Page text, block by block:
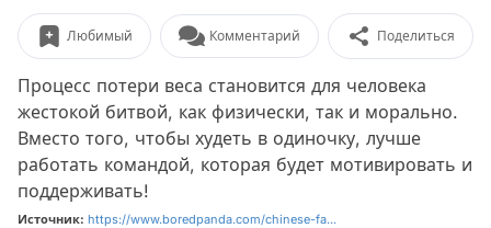
Любимый Комментарий Поделиться
Процесс потери веса становится для человека
жестокой битвой, как физически, так и морально.
Вместо того, чтобы худеть в одиночку, лучше
работать командой, которая будет мотивировать и
поддерживать!
Источник: https://www.boredpanda.com/chinese-fa...